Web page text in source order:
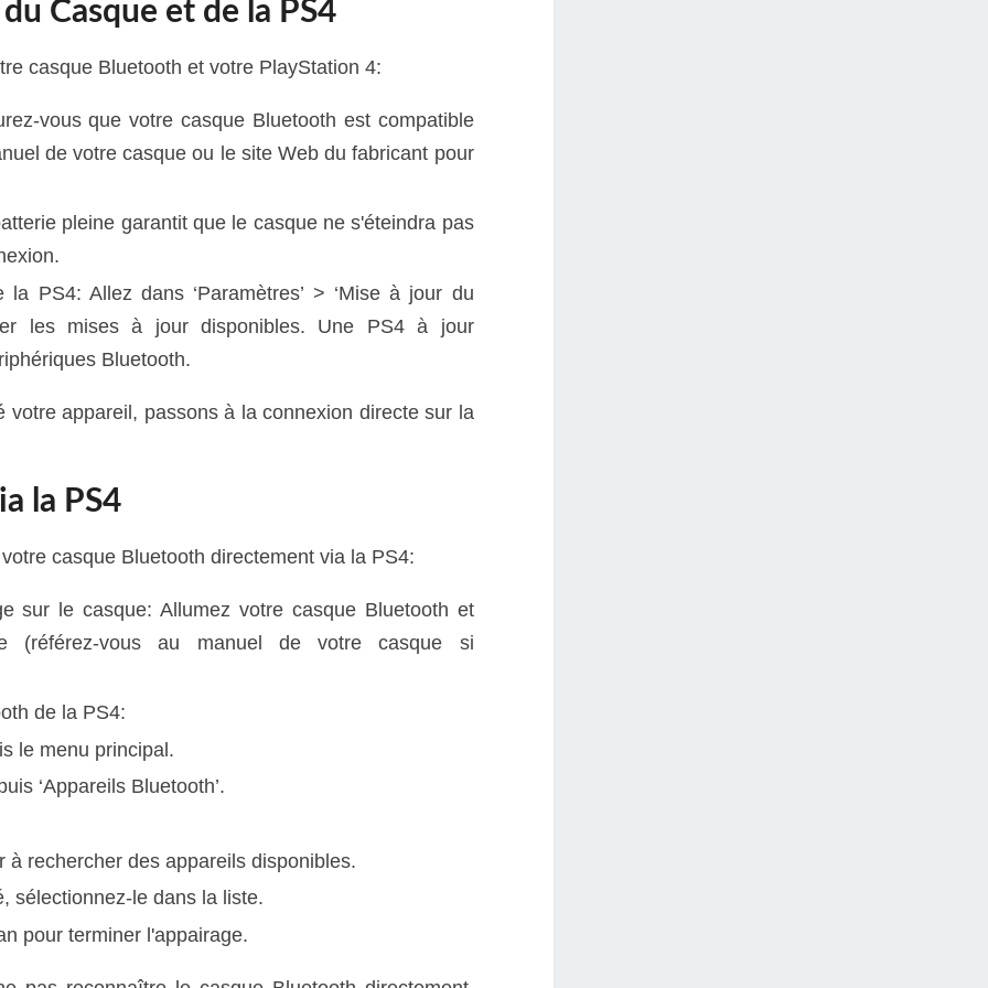
Casque et de la PS4
casque Bluetooth et votre PlayStation 4:
vous que votre casque Bluetooth est compatible
de votre casque ou le site Web du fabricant pour
pleine garantit que le casque ne s'éteindra pas
PS4: Allez dans ‘Paramètres’ > ‘Mise à jour du
les mises à jour disponibles. Une PS4 à jour
Bluetooth.
votre appareil, passons à la connexion directe sur la
la PS4
casque Bluetooth directement via la PS4:
sur le casque: Allumez votre casque Bluetooth et
(référez-vous au manuel de votre casque si
de la PS4:
le menu principal.
‘Appareils Bluetooth’.
à rechercher des appareils disponibles.
sélectionnez-le dans la liste.
pour terminer l'appairage.